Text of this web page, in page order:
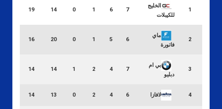
1
الخليج
للكيبلات
7
6
1
0
14
19
2
ماي
فاتورة
6
5
1
0
20
16
3
بي ام
دبليو
7
4
2
1
14
14
4 لافازا 6
4
2
0
13
14